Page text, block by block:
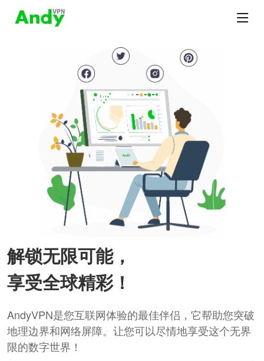
解锁无限可能，
享受全球精彩！
AndyVPN是您互联网体验的最佳伴侣，它帮助您突破
地理边界和网络屏障。让您可以尽情地享受这个无界
限的数字世界！